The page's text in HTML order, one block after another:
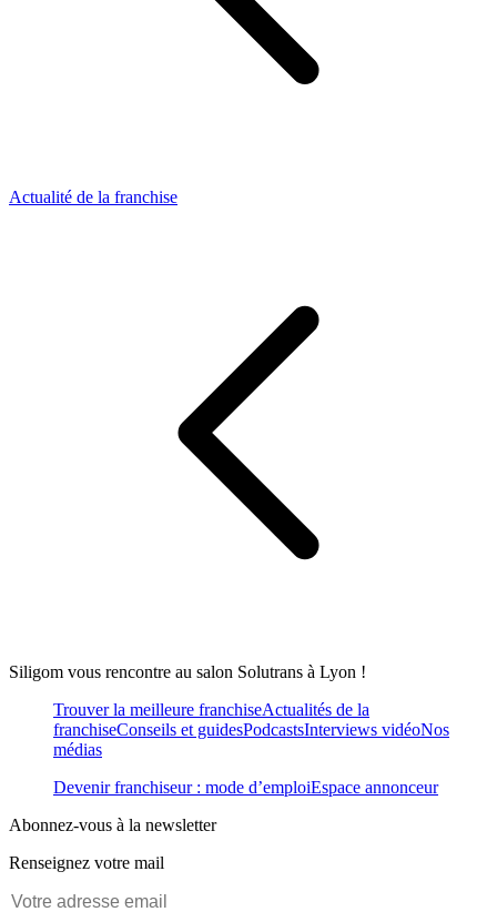
Actualité de la franchise
Siligom vous rencontre au salon Solutrans à Lyon !
Trouver la meilleure franchiseActualités de la
franchiseConseils et guidesPodcastsInterviews vidéoNos
médias
Devenir franchiseur : mode d’emploiEspace annonceur
Abonnez-vous à la newsletter
Renseignez votre mail